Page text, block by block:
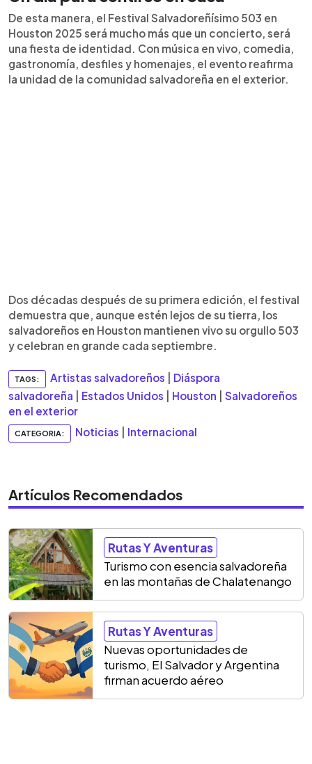
De esta manera, el Festival Salvadoreñísimo 503 en
Houston 2025 será mucho más que un concierto, será
una fiesta de identidad. Con música en vivo, comedia,
gastronomía, desfiles y homenajes, el evento reafirma
la unidad de la comunidad salvadoreña en el exterior.
Dos décadas después de su primera edición, el festival
demuestra que, aunque estén lejos de su tierra, los
salvadoreños en Houston mantienen vivo su orgullo 503
y celebran en grande cada septiembre.
TAGS: Artistas salvadoreños
Diáspora
salvadoreña
Estados Unidos Houston
Salvadoreños
en el exterior
CATEGORIA: Noticias Internacional
Artículos Recomendados
Rutas Y Aventuras
Turismo con esencia salvadoreña
en las montañas de Chalatenango
Rutas Y Aventuras
Nuevas oportunidades de
turismo, El Salvador y Argentina
firman acuerdo aéreo